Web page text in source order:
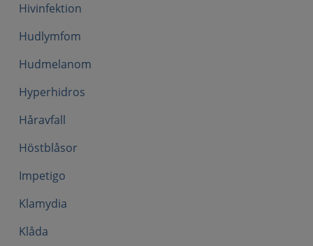
Hivinfektion
Hudlymfom
Hudmelanom
Hyperhidros
Håravfall
Höstblåsor
Impetigo
Klamydia
Klåda